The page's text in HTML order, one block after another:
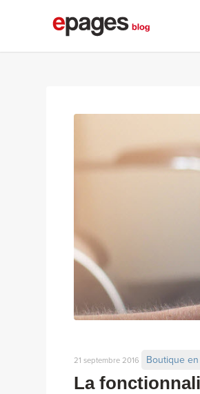
La
21 septembre 2016 Boutique